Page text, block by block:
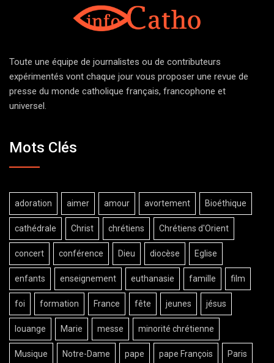
Toute une équipe de journalistes ou de contributeurs
expérimentés vont chaque jour vous proposer une revue de
presse du monde catholique français, francophone et
universel.
Mots Clés
adoration aimer amour avortement Bioéthique
cathédrale Christ chrétiens Chrétiens d'Orient
concert conférence Dieu diocèse Eglise
enfants enseignement euthanasie famille film
foi formation France fête jeunes jésus
louange Marie messe minorité chrétienne
Musique Notre-Dame pape pape François Paris